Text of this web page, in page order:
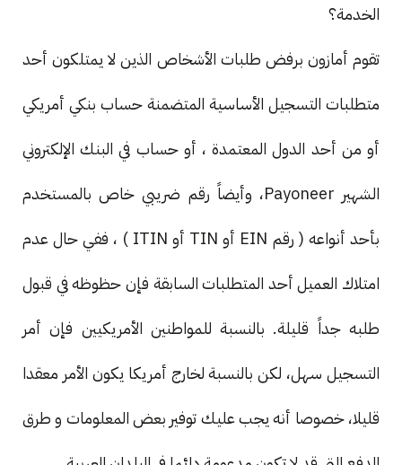
الخدمة؟
تقوم أمازون برفض طلبات الأشخاص الذين لا يمتلكون أحد
متطلبات التسجيل الأساسية المتضمنة حساب بنكي أمريكي
أو من أحد الدول المعتمدة ، أو حساب في البنك الإلكتروني
الشهير Payoneer، وأيضاً رقم ضريبي خاص بالمستخدم
بأحد أنواعه ( رقم EIN أو TIN أو ITIN ) ، ففي حال عدم
امتلاك العميل أحد المتطلبات السابقة فإن حظوظه في قبول
طلبه جداً قليلة. بالنسبة للمواطنين الأمريكيين فإن أمر
التسجيل سهل، لكن بالنسبة لخارج أمريكا يكون الأمر معقدا
قليلا، خصوصا أنه يجب عليك توفير بعض المعلومات و طرق